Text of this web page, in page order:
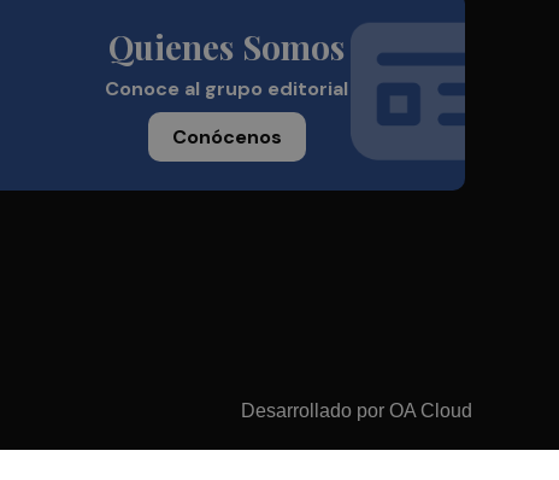
Quienes Somos
Conoce al grupo editorial
Conócenos
Desarrollado por OA Cloud